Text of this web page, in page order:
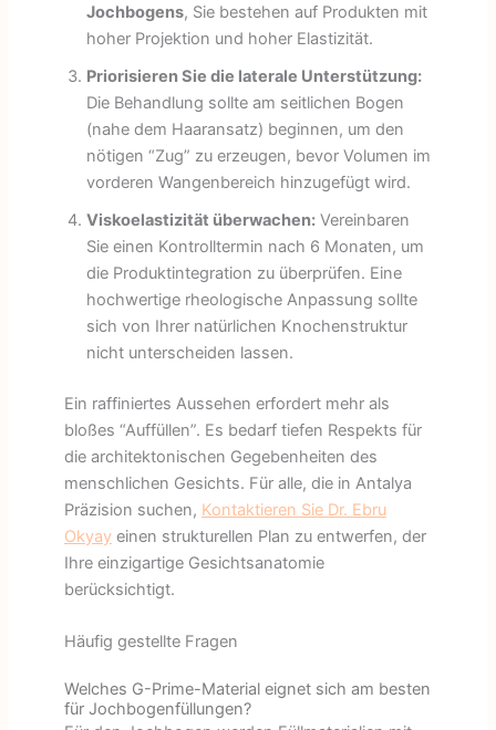
Jochbogens, Sie bestehen auf Produkten mit
hoher Projektion und hoher Elastizität.
Priorisieren Sie die laterale Unterstützung:
Die Behandlung sollte am seitlichen Bogen
(nahe dem Haaransatz) beginnen, um den
nötigen “Zug” zu erzeugen, bevor Volumen im
vorderen Wangenbereich hinzugefügt wird.
Viskoelastizität überwachen:Vereinbaren
Sie einen Kontrolltermin nach 6 Monaten, um
die Produktintegration zu überprüfen. Eine
hochwertige rheologische Anpassung sollte
sich von Ihrer natürlichen Knochenstruktur
nicht unterscheiden lassen.
Ein raffiniertes Aussehen erfordert mehr als
bloßes “Auffüllen”. Es bedarf tiefen Respekts für
die architektonischen Gegebenheiten des
menschlichen Gesichts. Für alle, die in Antalya
Präzision suchen, Kontaktieren Sie Dr. Ebru
Okyayeinen strukturellen Plan zu entwerfen, der
Ihre einzigartige Gesichtsanatomie
berücksichtigt.
Häufig gestellte Fragen
Welches G-Prime-Material eignet sich am besten
für Jochbogenfüllungen?